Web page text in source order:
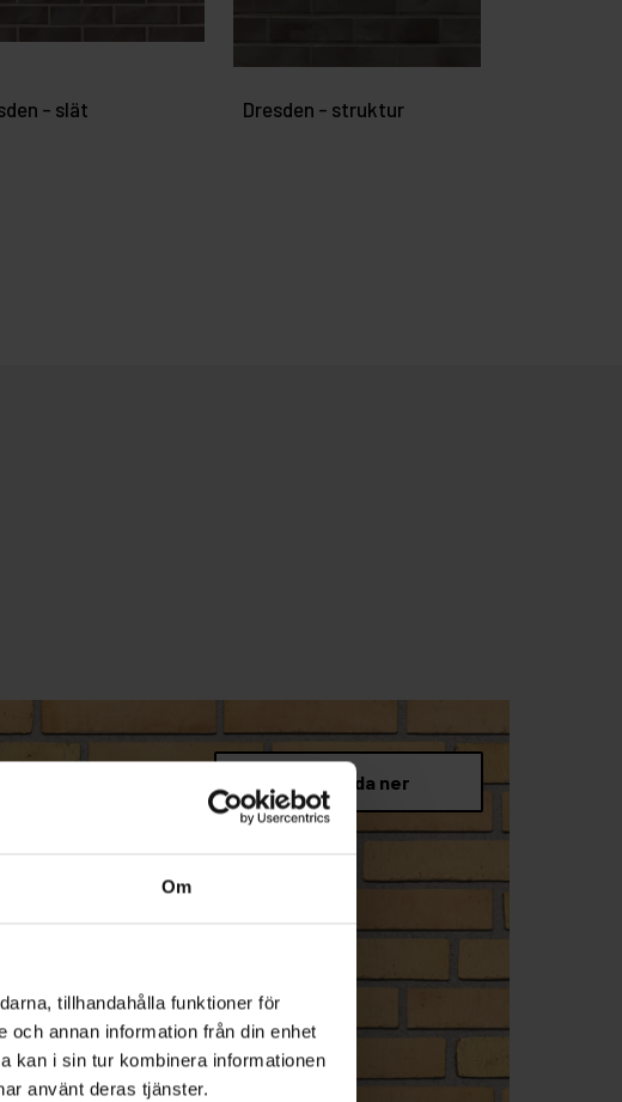
Om
tillhandahålla funktioner för
annan information från din enhet
kan i sin tur kombinera informationen
använt deras tjänster.
- slät Dresden - struktur